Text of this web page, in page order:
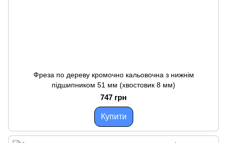
Фреза по дереву кромочно кальовочна з нижнім
підшипником 51 мм (хвостовик 8 мм)
747 грн
Купити